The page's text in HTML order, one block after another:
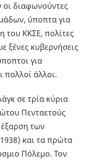
οι διαφωνούντες
ύποπτα για
του ΚΚΣΕ, πολίτες
ξένες κυβερνήσεις
για
πολλοί άλλοι.
σε τρία κύρια
Πενταετούς
των
και τα πρώτα
Πόλεμο. Τον